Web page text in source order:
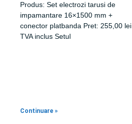
Produs: Set electrozi tarusi de
impamantare 16×1500 mm +
conector platbanda Pret: 255,00 lei
TVA inclus Setul
Continuare »